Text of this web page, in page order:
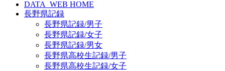
DATA_WEB HOME
長野県記録
長野県記録/男子
長野県記録/女子
長野県記録/男女
長野県高校生記録/男子
長野県高校生記録/女子